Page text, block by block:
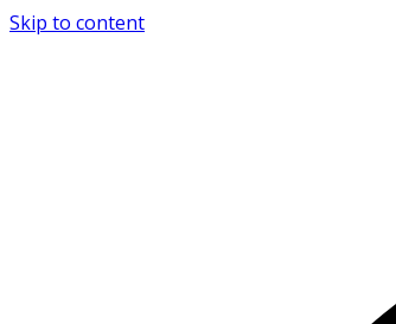
Skip to content